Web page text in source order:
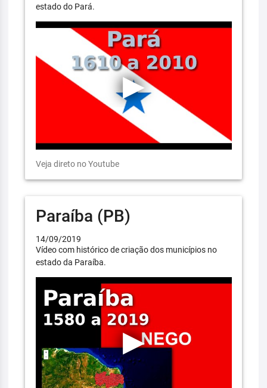
estado do Pará.
Veja direto no Youtube
Paraíba (PB)
14/09/2019
Vídeo com histórico de criação dos municípios no
estado da Paraíba.